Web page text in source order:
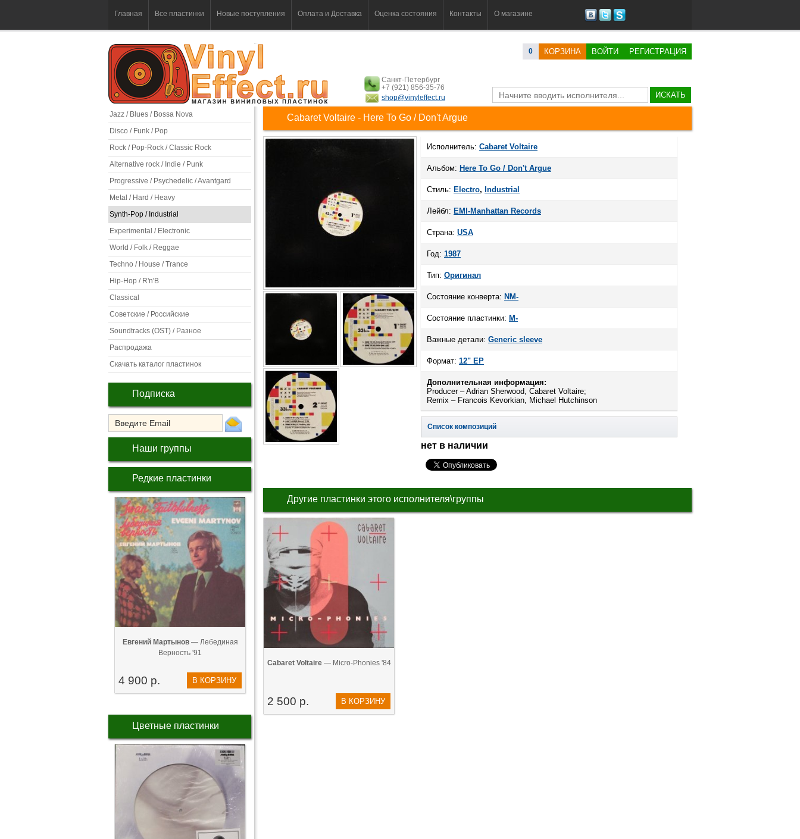
Главная Все пластинки Новые поступления Оплата и Доставка Оценка состояния Контакты О магазине
0 КОРЗИНА ВОЙТИ РЕГИСТРАЦИЯ
Санкт-Петербург
+7 (921) 856-35-76
shop@vinyleffect.ru
ИСКАТЬ
Jazz / Blues / Bossa Nova
Disco / Funk / Pop
Rock / Pop-Rock / Classic Rock
Alternative rock / Indie / Punk
Progressive / Psychedelic / Avantgard
Metal / Hard / Heavy
Synth-Pop / Industrial
Experimental / Electronic
World / Folk / Reggae
Techno / House / Trance
Hip-Hop / R'n'B
Classical
Советские / Российские
Soundtracks (OST) / Разное
Распродажа
Скачать каталог пластинок
Подписка
Наши группы
Редкие пластинки
Евгений Мартынов— Лебединая
Верность '91
4 900 р. В КОРЗИНУ
Цветные пластинки
Cabaret Voltaire - Here To Go / Don't Argue
Исполнитель: Cabaret Voltaire
Альбом: Here To Go / Don't Argue
Стиль: Electro, Industrial
Лейбл: EMI-Manhattan Records
Страна: USA
Год: 1987
Тип: Оригинал
Состояние конверта: NM-
Состояние пластинки: M-
Важные детали: Generic sleeve
Формат: 12" EP
Дополнительная информация:
Producer – Adrian Sherwood, Cabaret Voltaire;
Remix – Francois Kevorkian, Michael Hutchinson
Список композиций
нет в наличии
Другие пластинки этого исполнителя\группы
Cabaret Voltaire— Micro-Phonies '84
2 500 р. В КОРЗИНУ